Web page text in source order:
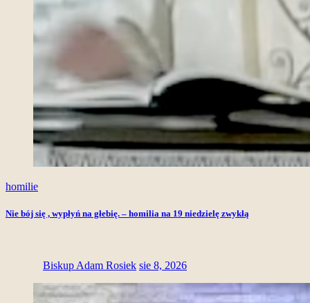
homilie
Nie bój się , wypłyń na głebię. – homilia na 19 niedzielę zwykłą
Biskup Adam Rosiek sie 8, 2026